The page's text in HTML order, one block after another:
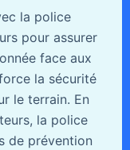
la police
pour assurer
face aux
la sécurité
le terrain. En
la police
de prévention